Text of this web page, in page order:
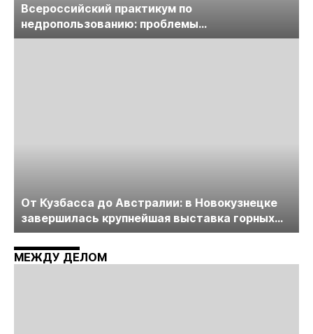
Всероссийский практикум по
недропользованию: проблемы
лицензирования, цифровизации, экспертизы
От Кузбасса до Австралии: в Новокузнецке
завершилась крупнейшая выставка горных
технологий «Недра России. Уголь России и
Майнинг»
МЕЖДУ ДЕЛОМ